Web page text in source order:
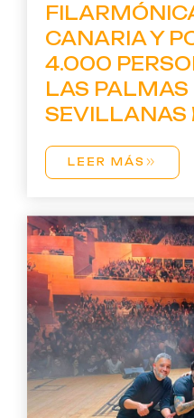
CANARIA Y
4.000
LAS PALMAS
SEVILLANAS
LEER MÁS